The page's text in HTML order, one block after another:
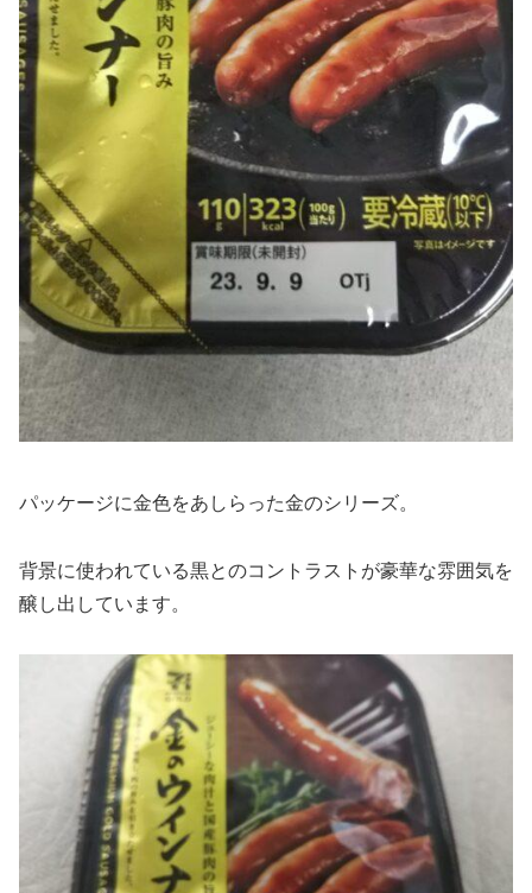
パッケージに金色をあしらった金のシリーズ。
背景に使われている黒とのコントラストが豪華な雰囲気を
醸し出しています。